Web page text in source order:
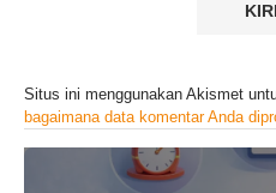
Situs ini menggunakan Akismet
bagaimana data komentar Anda